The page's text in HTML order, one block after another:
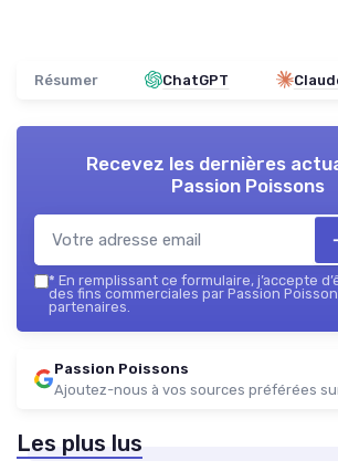
Résumer ChatGPT
Recevez les dernières
Passion Poissons
* En remplissant ce formulaire, j’accepte
des fins commerciales par Passion
partenaires.
Passion Poissons
Ajoutez-nous à vos sources préférées
Les plus lus